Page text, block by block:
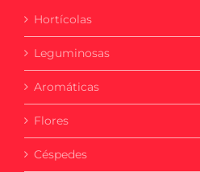
Hortícolas
Leguminosas
Aromáticas
Flores
Céspedes